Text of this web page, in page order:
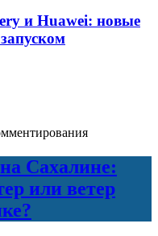
и Huawei: новые
Сахалине:
или ветер